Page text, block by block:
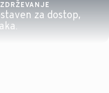
za dostop,